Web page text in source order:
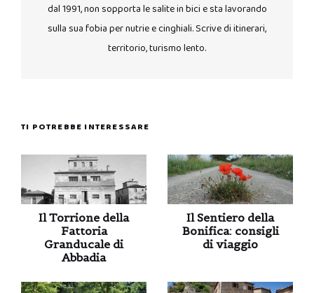
dal 1991, non sopporta le salite in bici e sta lavorando
sulla sua fobia per nutrie e cinghiali. Scrive di itinerari,
territorio, turismo lento.
TI POTREBBE INTERESSARE
Il Torrione della
Fattoria
Granducale di
Abbadia
Il Sentiero della
Bonifica: consigli
di viaggio